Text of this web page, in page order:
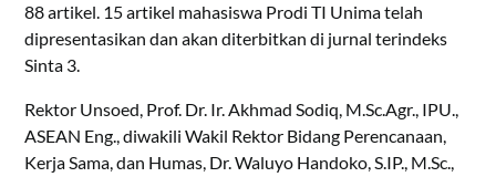
88 artikel. 15 artikel mahasiswa Prodi TI Unima telah
dipresentasikan dan akan diterbitkan di jurnal terindeks
Sinta 3.
Rektor Unsoed, Prof. Dr. Ir. Akhmad Sodiq, M.Sc.Agr., IPU.,
ASEAN Eng., diwakili Wakil Rektor Bidang Perencanaan,
Kerja Sama, dan Humas, Dr. Waluyo Handoko, S.IP., M.Sc.,